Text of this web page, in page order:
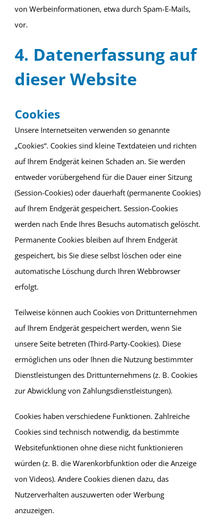
von Werbeinformationen, etwa durch Spam-E-Mails,
vor.
4. Datenerfassung auf
dieser Website
Cookies
Unsere Internetseiten verwenden so genannte
„Cookies“. Cookies sind kleine Textdateien und richten
auf Ihrem Endgerät keinen Schaden an. Sie werden
entweder vorübergehend für die Dauer einer Sitzung
(Session-Cookies) oder dauerhaft (permanente Cookies)
auf Ihrem Endgerät gespeichert. Session-Cookies
werden nach Ende Ihres Besuchs automatisch gelöscht.
Permanente Cookies bleiben auf Ihrem Endgerät
gespeichert, bis Sie diese selbst löschen oder eine
automatische Löschung durch Ihren Webbrowser
erfolgt.
Teilweise können auch Cookies von Drittunternehmen
auf Ihrem Endgerät gespeichert werden, wenn Sie
unsere Seite betreten (Third-Party-Cookies). Diese
ermöglichen uns oder Ihnen die Nutzung bestimmter
Dienstleistungen des Drittunternehmens (z. B. Cookies
zur Abwicklung von Zahlungsdienstleistungen).
Cookies haben verschiedene Funktionen. Zahlreiche
Cookies sind technisch notwendig, da bestimmte
Websitefunktionen ohne diese nicht funktionieren
würden (z. B. die Warenkorbfunktion oder die Anzeige
von Videos). Andere Cookies dienen dazu, das
Nutzerverhalten auszuwerten oder Werbung
anzuzeigen.